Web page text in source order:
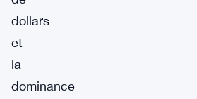
dollars
et
la
dominance